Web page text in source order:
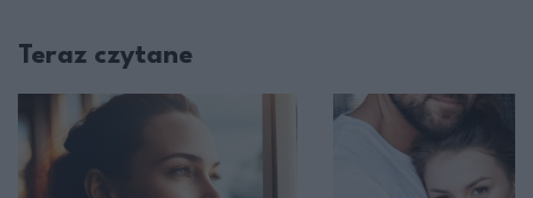
Teraz czytane